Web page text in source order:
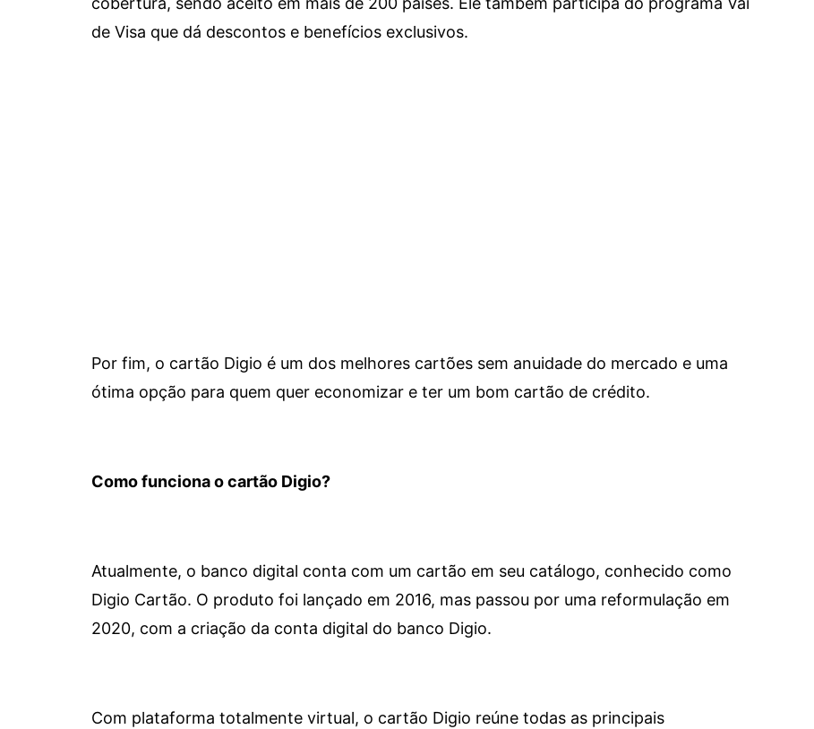
de Visa que dá descontos e benefícios exclusivos.
Por fim, o cartão Digio é um dos melhores cartões sem anuidade do mercado e uma
ótima opção para quem quer economizar e ter um bom cartão de crédito.
Como funciona o cartão Digio?
Atualmente, o banco digital conta com um cartão em seu catálogo, conhecido como
Digio Cartão. O produto foi lançado em 2016, mas passou por uma reformulação em
2020, com a criação da conta digital do banco Digio.
Com plataforma totalmente virtual, o cartão Digio reúne todas as principais